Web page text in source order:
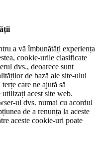
a vă îmbunătăți experiența
cookie-urile clasificate
dvs., deoarece sunt
de bază ale site-ului
care ne ajută să
acest site web.
ul dvs. numai cu acordul
de a renunța la aceste
aceste cookie-uri poate